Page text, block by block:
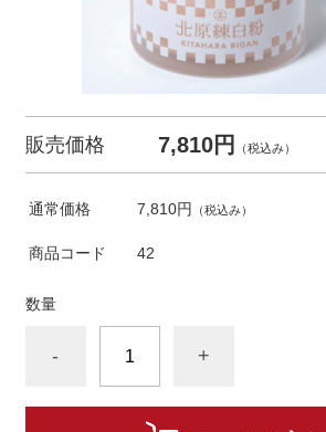
販売価格 7,810円 （税込み）
通常価格 7,810円 （税込み）
商品コード 42
数量
- +